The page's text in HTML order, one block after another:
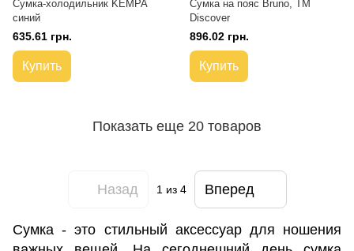
Сумка-холодильник KEMPA
синий
635.61 грн.
Купить
Сумка на пояс Bruno, TM
Discover
896.02 грн.
Купить
Показать еще 20 товаров
Назад 1 из 4 Вперед
Сумка - это стильный аксессуар для ношения